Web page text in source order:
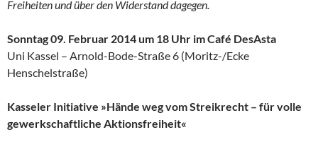
Freiheiten und über den Widerstand dagegen.
Sonntag 09. Februar 2014 um 18 Uhr im Café DesAsta
Uni Kassel – Arnold-Bode-Straße 6 (Moritz-/Ecke
Henschelstraße)
Kasseler Initiative »Hände weg vom Streikrecht – für volle
gewerkschaftliche Aktionsfreiheit«